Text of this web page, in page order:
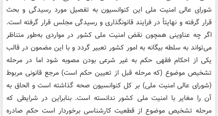
شورای عالی امنیت ملی این کنوانسیون به تفصیل مورد رسیدگی و بحث
قرار گرفته و نهایتاً در فرایند قانونگذاری و رسیدگی مجلس قرار گرفته است.
اگر چه عناوینی همچون نقض امنیت ملی کشور در مواردی به‌طور متناظر
می‌تواند به سلطه بیگانه به امور کشور تعبیر گردد و با این مضمون در قالب
یکی از احکام فقهی حکم به غیر شرعی بودن مصوبه شود اما در مرحله
تشخیص موضوع (که مرحله قبل از تعیین حکم است) مرجع قانونی مربوط
(شورای عالی امنیت ملی) بر کل کنوانسیون صحه گذاشته است و الحاق به
آن را مغایر با امنیت ملی کشور ندانسته است. بنابراین در شرایطی که
مرحله تشخیص موضوع از قطعیت کارشناسی برخوردار است حکم صادره